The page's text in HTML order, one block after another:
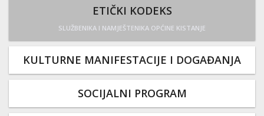
ETIČKI KODEKS
SLUŽBENIKA I NAMJEŠTENIKA OPĆINE KISTANJE
KULTURNE MANIFESTACIJE I DOGAĐANJA
SOCIJALNI PROGRAM